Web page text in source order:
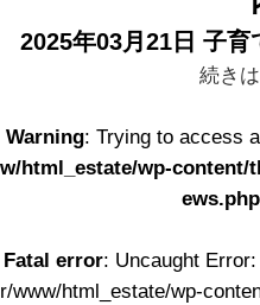
2025年03月21日 子育
続き
Warning: Trying to access
w/html_estate/wp-content/
ews.php
Fatal error: Uncaught
r/www/html_estate/wp-